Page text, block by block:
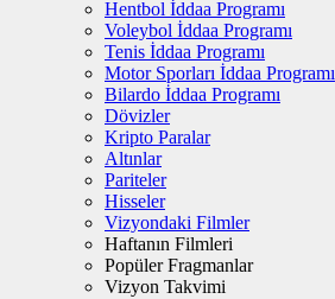
Hentbol İddaa Programı
Voleybol İddaa Programı
Tenis İddaa Programı
Motor Sporları İddaa Programı
Bilardo İddaa Programı
Dövizler
Kripto Paralar
Altınlar
Pariteler
Hisseler
Vizyondaki Filmler
Haftanın Filmleri
Popüler Fragmanlar
Vizyon Takvimi